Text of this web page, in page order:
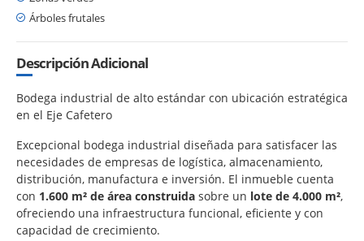
Árboles frutales
Descripción Adicional
Bodega industrial de alto estándar con ubicación estratégica
en el Eje Cafetero
Excepcional bodega industrial diseñada para satisfacer las
necesidades de empresas de logística, almacenamiento,
distribución, manufactura e inversión. El inmueble cuenta
con 1.600 m² de área construida sobre un lote de 4.000 m²,
ofreciendo una infraestructura funcional, eficiente y con
capacidad de crecimiento.